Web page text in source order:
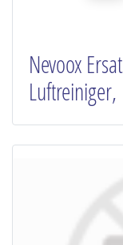
Nevoox
Luftreiniger,